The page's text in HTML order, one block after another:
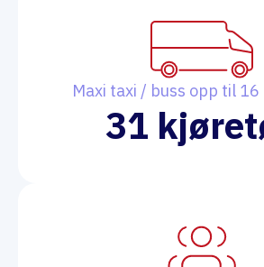
Maxi taxi / buss opp til
31